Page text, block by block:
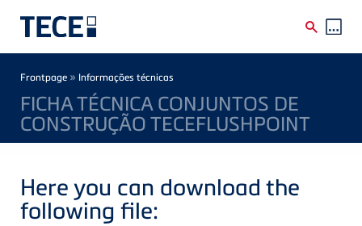
Breadcrumb
Frontpage » Informações técnicas
FICHA TÉCNICA CONJUNTOS DE
CONSTRUÇÃO TECEFLUSHPOINT
Here you can download the
following file: